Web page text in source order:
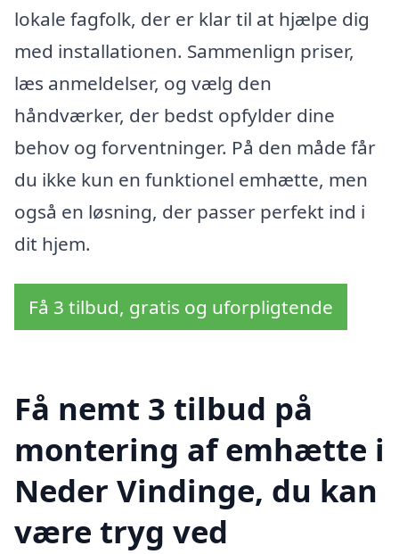
lokale fagfolk, der er klar til at hjælpe dig
med installationen. Sammenlign priser,
læs anmeldelser, og vælg den
håndværker, der bedst opfylder dine
behov og forventninger. På den måde får
du ikke kun en funktionel emhætte, men
også en løsning, der passer perfekt ind i
dit hjem.
Få 3 tilbud, gratis og uforpligtende
Få nemt 3 tilbud på
montering af emhætte i
Neder Vindinge, du kan
være tryg ved